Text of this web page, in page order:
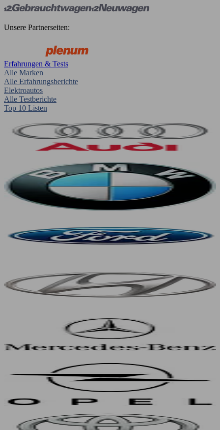
Unsere Partnerseiten:
Erfahrungen & Tests
Alle Marken
Alle Erfahrungsberichte
Elektroautos
Alle Testberichte
Top 10 Listen